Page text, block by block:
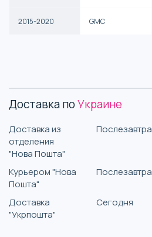
2015-2020 GMC
Доставка поУкраине
Доставка из
отделения
"Нова Пошта"
Послезавтра
Курьером "Нова
Пошта"
Послезавтра
Доставка
"Укрпошта"
Сегодня